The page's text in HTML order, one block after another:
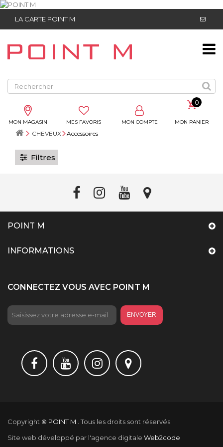
LA CARTE POINT M
MON MAGASIN MES FAVORIS MON COMPTE
0
MON PANIER
CHEVEUX Accessoires
Filtres
POINT M
INFORMATIONS
CONNECTEZ VOUS AVEC POINT M
ENVOYER
Copyright © POINT M .
Tous les droits sont réservés.
Site web développé par l'agence digitale Web2code